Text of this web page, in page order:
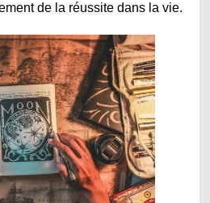
de la réussite dans la vie.